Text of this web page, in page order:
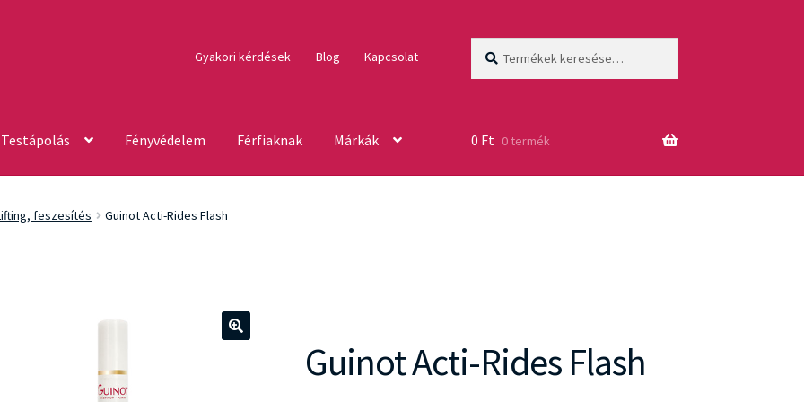
Gyakori kérdések Blog Kapcsolat
Testápolás Fényvédelem Férfiaknak Márkák 0 Ft 0 termék
feszesítés Guinot Acti-Rides Flash
Guinot Acti-Rides Flash